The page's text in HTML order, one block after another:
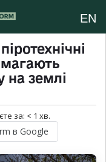
EN
на землі
за: < 1 хв.
в Google